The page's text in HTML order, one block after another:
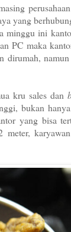
yang
minggu ini
PC maka
kru sales dan
bukan
yang bisa